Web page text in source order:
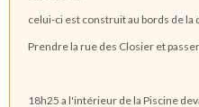
celui-ci est construit au bords de la
Prendre la rue des Closier et
18h25 a l'intérieur de la Piscine